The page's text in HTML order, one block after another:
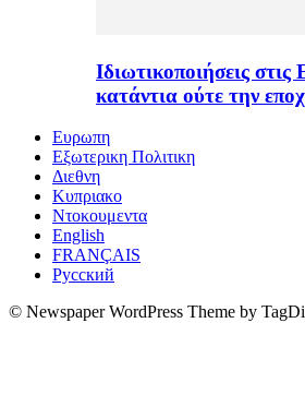
Ιδιωτικοποιήσεις
κατάντια ούτε την
Ευρωπη
Εξωτερικη Πολιτικη
Διεθνη
Κυπριακο
Ντοκουμεντα
English
FRANÇAIS
Русский
© Newspaper WordPress Theme by